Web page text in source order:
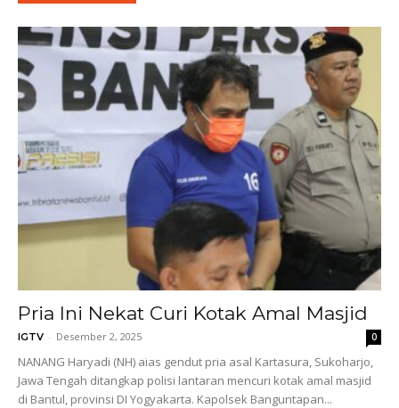
Pria Ini Nekat Curi Kotak Amal Masjid
IGTV - Desember 2, 2025 0
NANANG Haryadi (NH) aias gendut pria asal Kartasura, Sukoharjo,
Jawa Tengah ditangkap polisi lantaran mencuri kotak amal masjid
di Bantul, provinsi DI Yogyakarta. Kapolsek Banguntapan...